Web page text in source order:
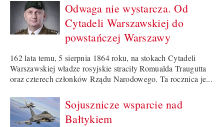
Odwaga nie wystarcza. Od
Cytadeli Warszawskiej do
powstańczej Warszawy
162 lata temu, 5 sierpnia 1864 roku, na stokach Cytadeli
Warszawskiej władze rosyjskie straciły Romualda Traugutta
oraz czterech członków Rządu Narodowego. Ta rocznica je...
Sojusznicze wsparcie nad
Bałtykiem